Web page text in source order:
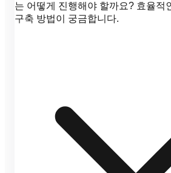
는 어떻게 진행해야 할까요? 효율적
구축 방법이 궁금합니다.